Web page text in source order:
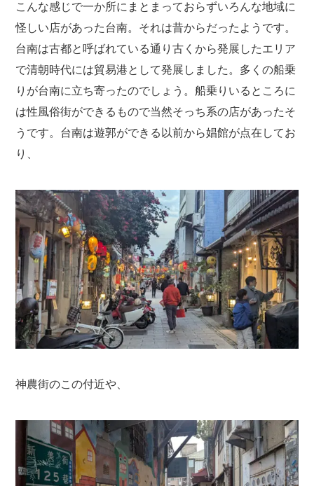
こんな感じで一か所にまとまっておらずいろんな地域に
怪しい店があった台南。それは昔からだったようです。
台南は古都と呼ばれている通り古くから発展したエリア
で清朝時代には貿易港として発展しました。多くの船乗
りが台南に立ち寄ったのでしょう。船乗りいるところに
は性風俗街ができるもので当然そっち系の店があったそ
うです。台南は遊郭ができる以前から娼館が点在してお
り、
神農街のこの付近や、